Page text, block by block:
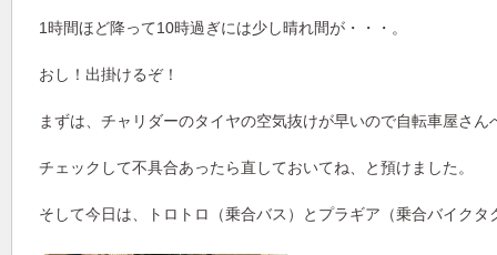
1時間ほど降って10時過ぎには少し晴れ間が・・・。
おし！出掛けるぞ！
まずは、チャリダーのタイヤの空気抜けが早いので自転車屋さん
チェックして不具合あったら直しておいてね、と預けました。
そして今日は、トロトロ（乗合バス）とプラギア（乗合バイクタ